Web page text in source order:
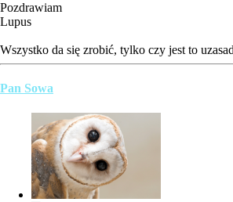
Pozdrawiam
Lupus
Wszystko da się zrobić, tylko czy jest to
Pan Sowa